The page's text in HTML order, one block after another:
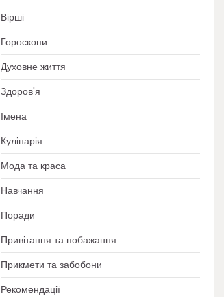
Вірші
Гороскопи
Духовне життя
Здоров'я
Імена
Кулінарія
Мода та краса
Навчання
Поради
Привітання та побажання
Прикмети та забобони
Рекомендації